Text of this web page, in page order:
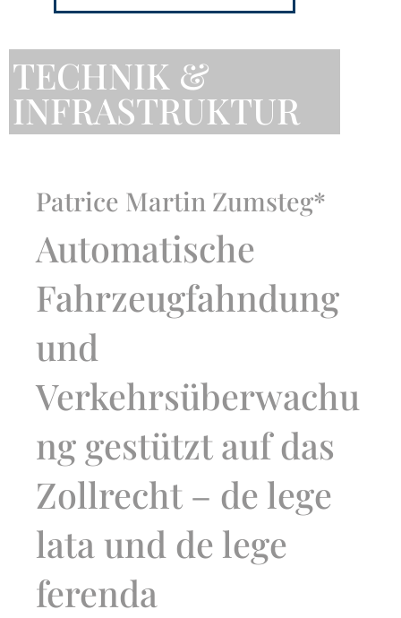
TECHNIK &
INFRASTRUKTUR
Patrice Martin Zumsteg*
Automatische
Fahrzeugfahndung
und
Verkehrsüberwachu
ng gestützt auf das
Zollrecht – de lege
lata und de lege
ferenda